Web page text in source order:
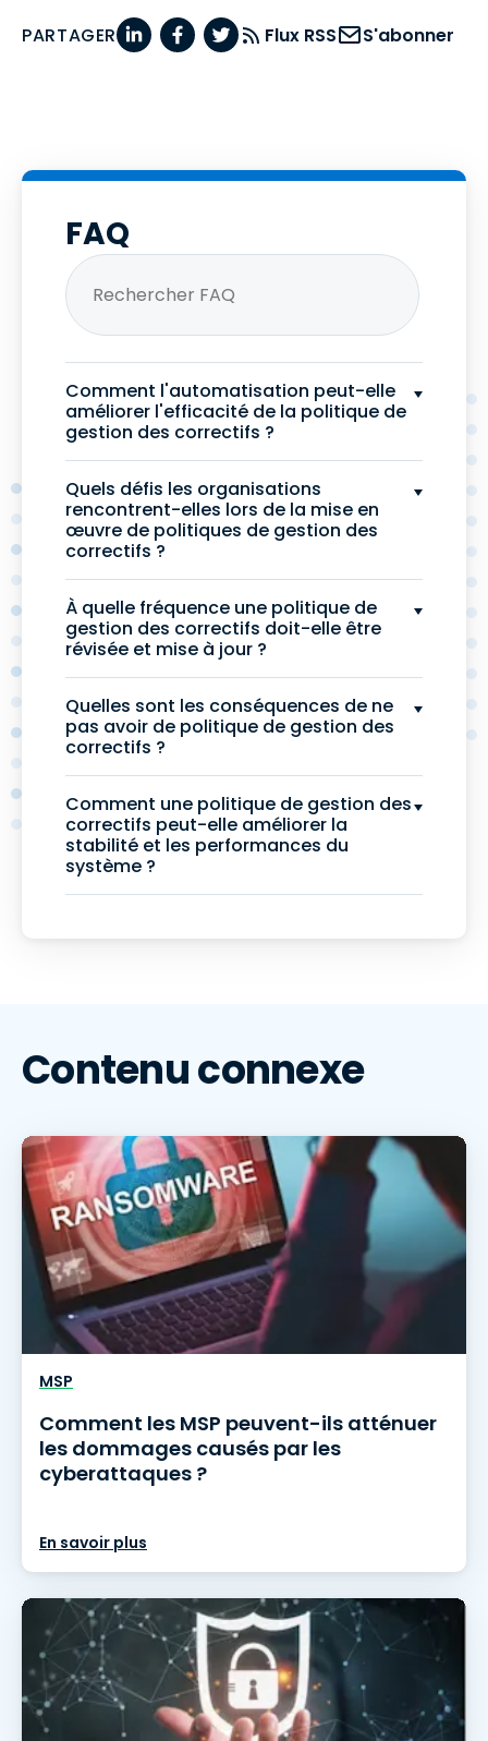
PARTAGER Flux RSS S'abonner
FAQ
Comment l'automatisation peut-elle
améliorer l'efficacité de la politique de
gestion des correctifs ?
Quels défis les organisations
rencontrent-elles lors de la mise en
œuvre de politiques de gestion des
correctifs ?
À quelle fréquence une politique de
gestion des correctifs doit-elle être
révisée et mise à jour ?
Quelles sont les conséquences de ne
pas avoir de politique de gestion des
correctifs ?
Comment une politique de gestion des
correctifs peut-elle améliorer la
stabilité et les performances du
système ?
Contenu connexe
MSP
Comment les MSP peuvent-ils atténuer
les dommages causés par les
cyberattaques ?
En savoir plus